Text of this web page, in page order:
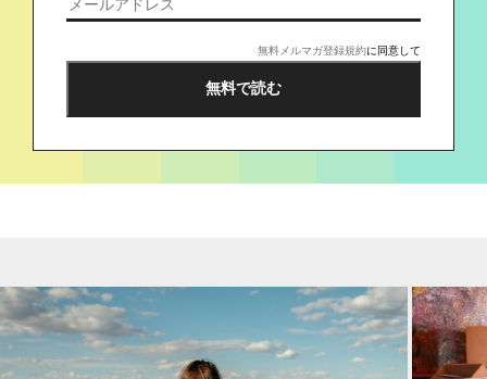
無料メルマガ登録規約に同意して